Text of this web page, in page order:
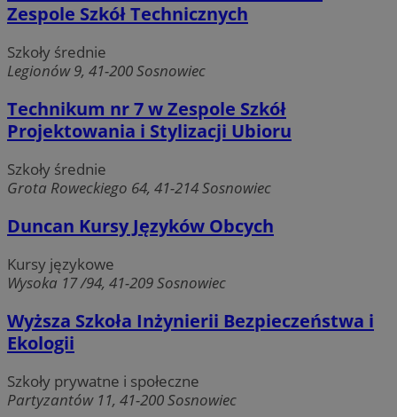
Zespole Szkół Technicznych
Szkoły średnie
Legionów 9, 41-200 Sosnowiec
Technikum nr 7 w Zespole Szkół
Projektowania i Stylizacji Ubioru
Szkoły średnie
Grota Roweckiego 64, 41-214 Sosnowiec
Duncan Kursy Języków Obcych
Kursy językowe
Wysoka 17 /94, 41-209 Sosnowiec
Wyższa Szkoła Inżynierii Bezpieczeństwa i
Ekologii
Szkoły prywatne i społeczne
Partyzantów 11, 41-200 Sosnowiec